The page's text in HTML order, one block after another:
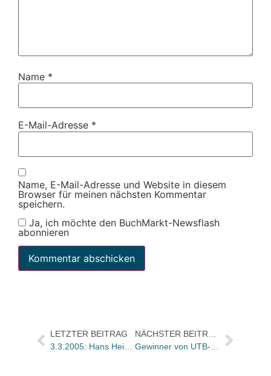
Name *
E-Mail-Adresse *
Name, E-Mail-Adresse und Website in diesem
Browser für meinen nächsten Kommentar
speichern.
Ja, ich möchte den BuchMarkt-Newsflash
abonnieren
LETZTER BEITRAG
3.3.2005: Hans Heinrich Kornfeld (60)
NÄCHSTER BEITRAG
Gewinner von UTB-Verkaufswettbewerb und Preisrätsel ausgelost